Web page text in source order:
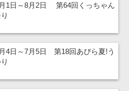
1日～8月2日 第64回くっちゃん
4日～7月5日 第18回あびら夏!う